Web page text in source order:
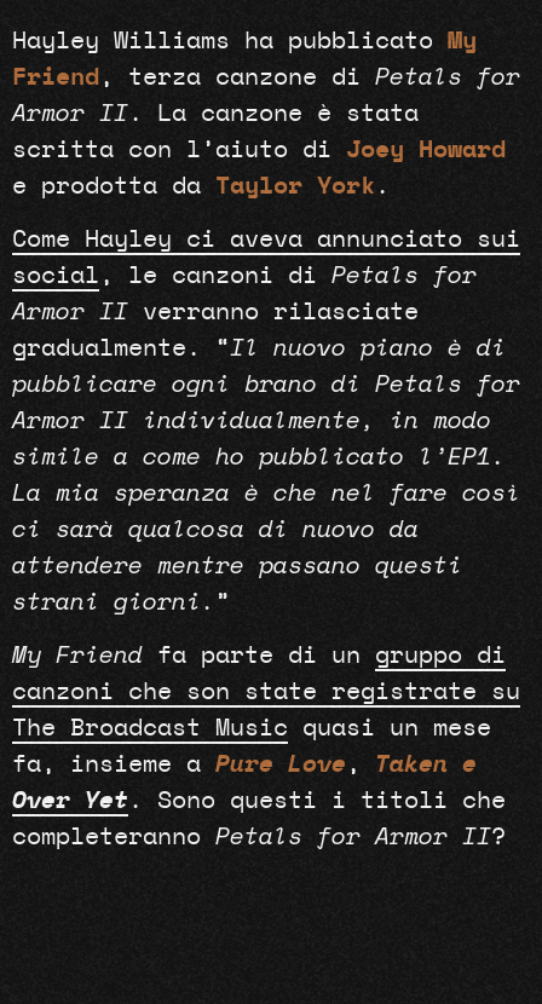
Hayley Williams ha pubblicato My
Friend , terza canzone di Petals for
Armor II . La canzone è stata
scritta con l’aiuto di Joey Howard
e prodotta da Taylor York .
Come Hayley ci aveva annunciato sui
social , le canzoni di Petals for
Armor II verranno rilasciate
gradualmente. “Il nuovo piano è di
pubblicare ogni brano di Petals for
Armor II individualmente, in modo
simile a come ho pubblicato l’EP1.
La mia speranza è che nel fare così
ci sarà qualcosa di nuovo da
attendere mentre passano questi
strani giorni. ”
My Friend fa parte di un gruppo di
canzoni che son state registrate su
The Broadcast Music quasi un mese
fa, insieme a Pure Love , Taken e
Over Yet . Sono questi i titoli che
completeranno Petals for Armor II?